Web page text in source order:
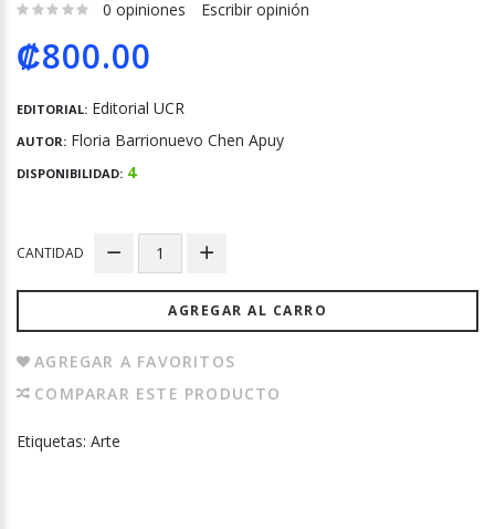
0 opiniones Escribir opinión
₡800.00
EDITORIAL: Editorial UCR
AUTOR: Floria Barrionuevo Chen Apuy
DISPONIBILIDAD: 4
CANTIDAD
AGREGAR AL CARRO
AGREGAR A FAVORITOS
COMPARAR ESTE PRODUCTO
Etiquetas: Arte